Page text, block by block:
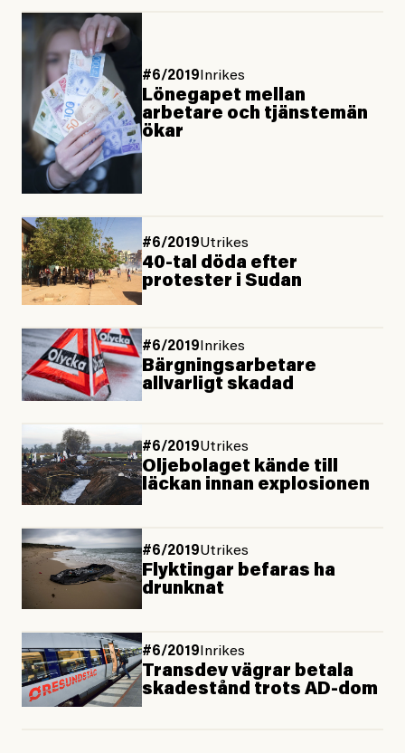
#6/2019Inrikes
Lönegapet mellan
arbetare och tjänstemän
ökar
#6/2019Utrikes
40-tal döda efter
protester i Sudan
#6/2019 Inrikes
Bärgningsarbetare
allvarligt skadad
#6/2019Utrikes
Oljebolaget kände till
läckan innan explosionen
#6/2019Utrikes
Flyktingar befaras ha
drunknat
#6/2019Inrikes
Transdev vägrar betala
skadestånd trots AD-dom